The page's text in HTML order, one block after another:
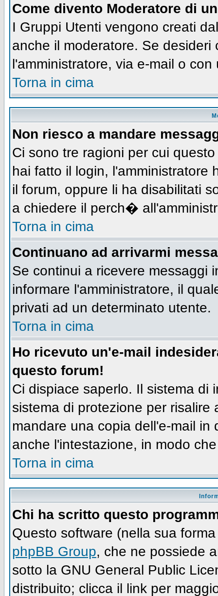
Come divento Moderatore di
I Gruppi Utenti vengono creati
anche il moderatore. Se
l'amministratore, via e-mail o
Torna in cima
Non riesco a mandare
Ci sono tre ragioni per cui
hai fatto il login, l'amministratore
il forum, oppure li ha disabilitati
a chiedere il perch�
Torna in cima
Continuano ad arrivarmi
Se continui a ricevere messaggi
informare l'amministratore, il
privati ad un determinato utente.
Torna in cima
Ho ricevuto un'e-mail
questo forum!
Ci dispiace saperlo. Il sistema di
sistema di protezione per
mandare una copia dell'e-mail
anche l'intestazione, in modo
Torna in cima
Chi ha scritto questo
Questo software (nella sua
phpBB Group, che ne possiede
sotto la GNU General Public
distribuito; clicca il link per